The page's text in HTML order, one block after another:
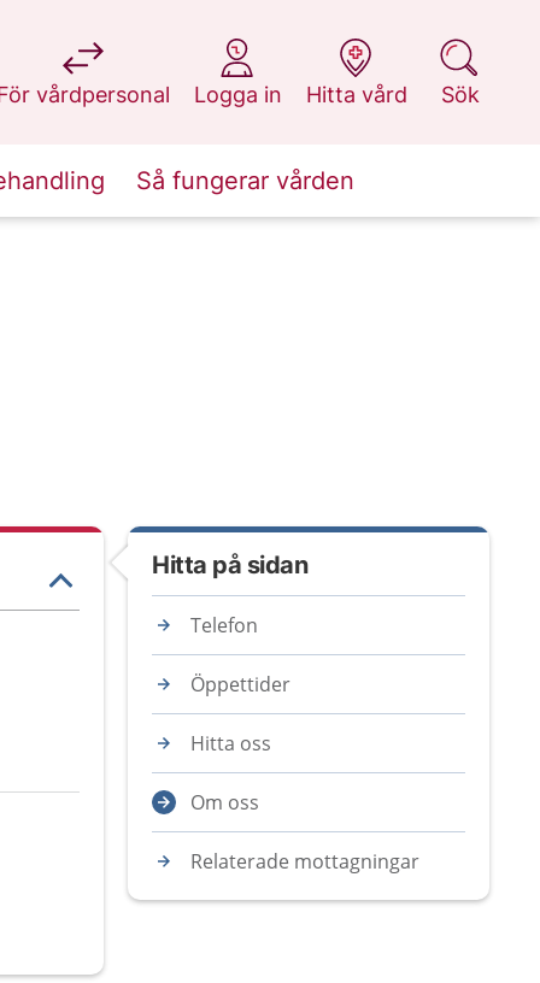
vårdpersonal
på 1177.se
Logga in
på 1177.se
Hitta vård
på 1177.se
Sök
på 1177.se
Så fungerar vården
Hitta på sidan
Telefon
Öppettider
Hitta oss
Om oss
Relaterade mottagningar